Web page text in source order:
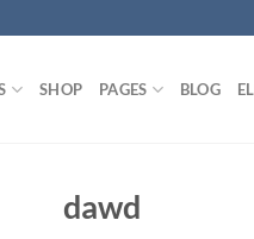
SHOP PAGES BLOG
dawd